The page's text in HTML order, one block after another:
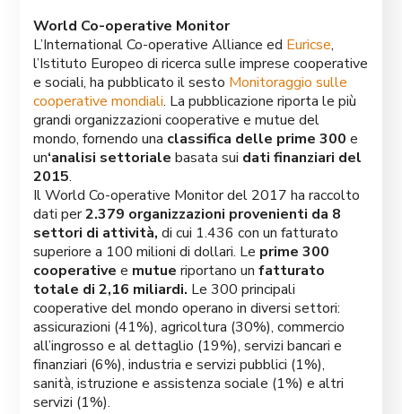
World Co-operative Monitor
L’International Co-operative Alliance ed Euricse,
l’Istituto Europeo di ricerca sulle imprese cooperative
e sociali, ha pubblicato il sesto Monitoraggio sulle
cooperative mondiali. La pubblicazione riporta le più
grandi organizzazioni cooperative e mutue del
mondo, fornendo una classifica delle prime 300 e
un‘analisi settoriale basata sui dati finanziari del
2015.
Il World Co-operative Monitor del 2017 ha raccolto
dati per2.379 organizzazioni provenienti da 8
settori di attività, di cui 1.436 con un fatturato
superiore a 100 milioni di dollari. Le prime 300
cooperative e mutue riportano unfatturato
totale di 2,16 miliardi. Le 300 principali
cooperative del mondo operano in diversi settori:
assicurazioni (41%), agricoltura (30%), commercio
all’ingrosso e al dettaglio (19%), servizi bancari e
finanziari (6%), industria e servizi pubblici (1%),
sanità, istruzione e assistenza sociale (1%) e altri
servizi (1%).